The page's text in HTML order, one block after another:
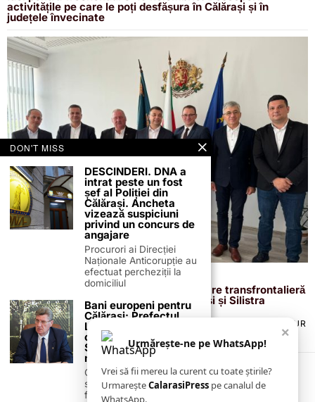
activitățile pe care le poți desfășura în Călărași și în
județele învecinate
13 septembrie 2024
Marius Dulce la Zilele Silistrei: Colaborare transfrontalieră
pentru bunăstarea comunităților Călărași și Silistra
TERMENI ȘI CONDIȚII
POLITICA DE ANULARE & RETUR
PUBLICITATE ONLINE & TIPĂRITĂ
CONTACT
ZIARUL ANUNȚUL CĂLĂRĂȘEAN
×
Urmărește-ne pe WhatsApp!
Vrei să fii mereu la curent cu toate știrile?
UrmareșteCalarasiPress pe canalul de
WhatsApp.
DON'T MISS
DESCINDERI. DNA a
intrat peste un fost
șef al Poliției din
Călărași. Ancheta
vizează suspiciuni
privind un concurs de
angajare
Procurori ai Direcției
Naționale Anticorupție au
efectuat percheziții la
domiciliul
Bani europeni pentru
Călărași: Prefectul
Laurențiu State anunță
colaborarea cu ADR
Sud-Muntenia pentru
noi finanțări
Călărașul se pregătește
să intre pe harta
finanțărilor europene, cu